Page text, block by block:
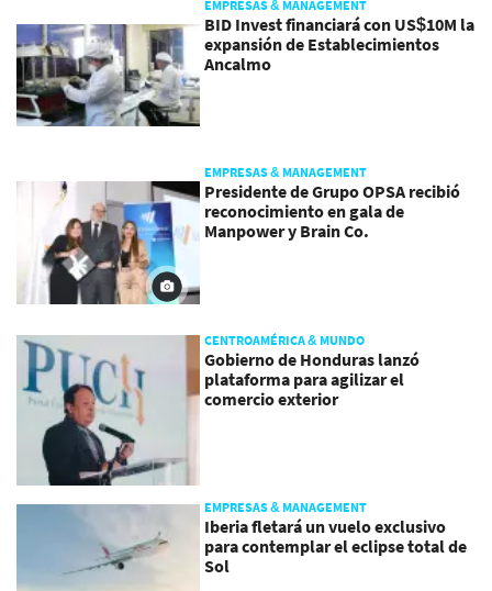
EMPRESAS & MANAGEMENT
BID Invest financiará con US$10M la
expansión de Establecimientos
Ancalmo
EMPRESAS & MANAGEMENT
Presidente de Grupo OPSA recibió
reconocimiento en gala de
Manpower y Brain Co.
CENTROAMÉRICA & MUNDO
Gobierno de Honduras lanzó
plataforma para agilizar el
comercio exterior
EMPRESAS & MANAGEMENT
Iberia fletará un vuelo exclusivo
para contemplar el eclipse total de
Sol